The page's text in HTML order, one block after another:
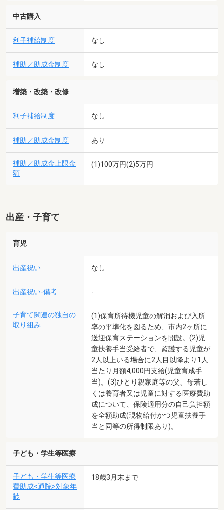
中古購入
利子補給制度 なし
補助／助成金制度 なし
増築・改築・改修
利子補給制度 なし
補助／助成金制度 あり
補助／助成金上限金
額
(1)100万円(2)5万円
出産・子育て
育児
出産祝い なし
出産祝い-備考 -
子育て関連の独自の
取り組み
(1)保育所待機児童の解消および入所
率の平準化を図るため、市内2ヶ所に
送迎保育ステーションを開設。(2)児
童扶養手当受給者で、監護する児童が
2人以上いる場合に2人目以降より1人
当たり月額4,000円支給(児童育成手
当)。(3)ひとり親家庭等の父、母若し
くは養育者又は児童に対する医療費助
成について、保険適用分の自己負担額
を全額助成(現物給付かつ児童扶養手
当と同等の所得制限あり)。
子ども・学生等医療
子ども・学生等医療
費助成<通院>対象年
齢
18歳3月末まで